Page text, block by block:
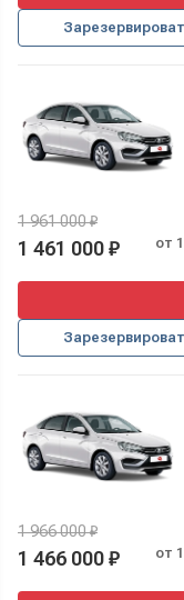
1 961 000 ₽
1 461 000 ₽ от
1 966 000 ₽
1 466 000 ₽ от